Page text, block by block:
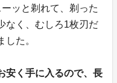
ッと剃れて、剃った
なく、むしろ1枚刃だ
た。
安く手に入るので、長